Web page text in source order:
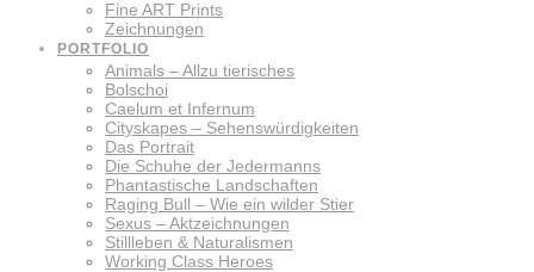
Fine ART Prints
Zeichnungen
PORTFOLIO
Animals – Allzu tierisches
Bolschoi
Caelum et Infernum
Cityskapes – Sehenswürdigkeiten
Das Portrait
Die Schuhe der Jedermanns
Phantastische Landschaften
Raging Bull – Wie ein wilder Stier
Sexus – Aktzeichnungen
Stillleben & Naturalismen
Working Class Heroes